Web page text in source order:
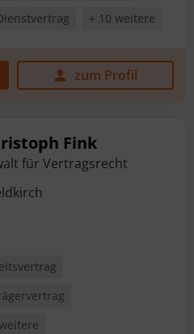
+ 10 weitere
zum Profil
Fink
für Vertragsrecht